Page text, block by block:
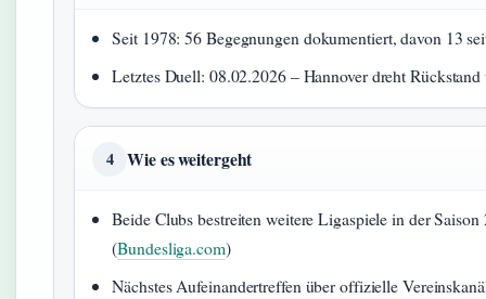
Seit 1978: 56 Begegnungen dokumentiert, davon 13
Letztes Duell: 08.02.2026 – Hannover dreht
4 Wie es weitergeht
Beide Clubs bestreiten weitere Ligaspiele in der Saison
(Bundesliga.com)
Nächstes Aufeinandertreffen über offizielle